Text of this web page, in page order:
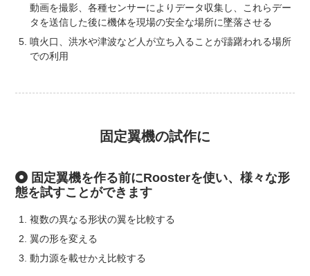
動画を撮影、各種センサーによりデータ収集し、これらデー
タを送信した後に機体を現場の安全な場所に墜落させる
噴火口、洪水や津波など人が立ち入ることが躊躇われる場所
での利用
固定翼機の試作に
固定翼機を作る前にRoosterを使い、様々な形
態を試すことができます
複数の異なる形状の翼を比較する
翼の形を変える
動力源を載せかえ比較する